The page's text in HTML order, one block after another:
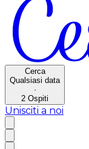
Cerca
Qualsiasi data
·
2 Ospiti
Unisciti a noi